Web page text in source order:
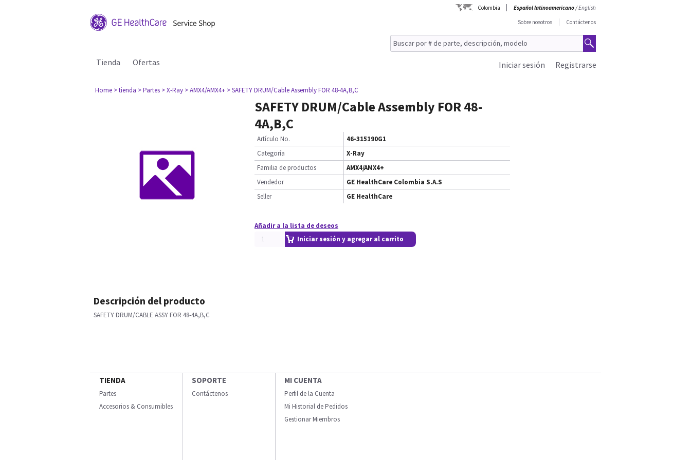
Colombia Español latinoamericano/English
Sobre nosotros
Contáctenos
Tienda Ofertas Registrarse
Iniciar sesión
Home > tienda > Partes > X-Ray > AMX4/AMX4+ > SAFETY DRUM/Cable Assembly FOR 48-4A,B,C
SAFETY DRUM/Cable Assembly FOR 48-
4A,B,C
Artículo No.
46-315190G1
Categoría
X-Ray
Familia de productos
AMX4/AMX4+
Vendedor
GE HealthCare Colombia S.A.S
Seller
GE HealthCare
Añadir a la lista de deseos
Iniciar sesión y agregar al carrito
Descripción del producto
SAFETY DRUM/CABLE ASSY FOR 48-4A,B,C
TIENDA
Partes
Accesorios & Consumibles
SOPORTE
Contáctenos
MI CUENTA
Perfil de la Cuenta
Mi Historial de Pedidos
Gestionar Miembros